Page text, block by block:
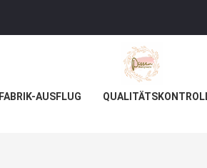
FABRIK-AUSFLUG